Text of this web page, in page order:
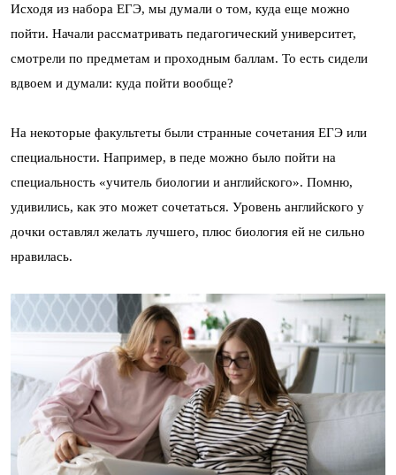
Исходя из набора ЕГЭ, мы думали о том, куда еще можно
пойти. Начали рассматривать педагогический университет,
смотрели по предметам и проходным баллам. То есть сидели
вдвоем и думали: куда пойти вообще?
На некоторые факультеты были странные сочетания ЕГЭ или
специальности. Например, в педе можно было пойти на
специальность «учитель биологии и английского». Помню,
удивились, как это может сочетаться. Уровень английского у
дочки оставлял желать лучшего, плюс биология ей не сильно
нравилась.